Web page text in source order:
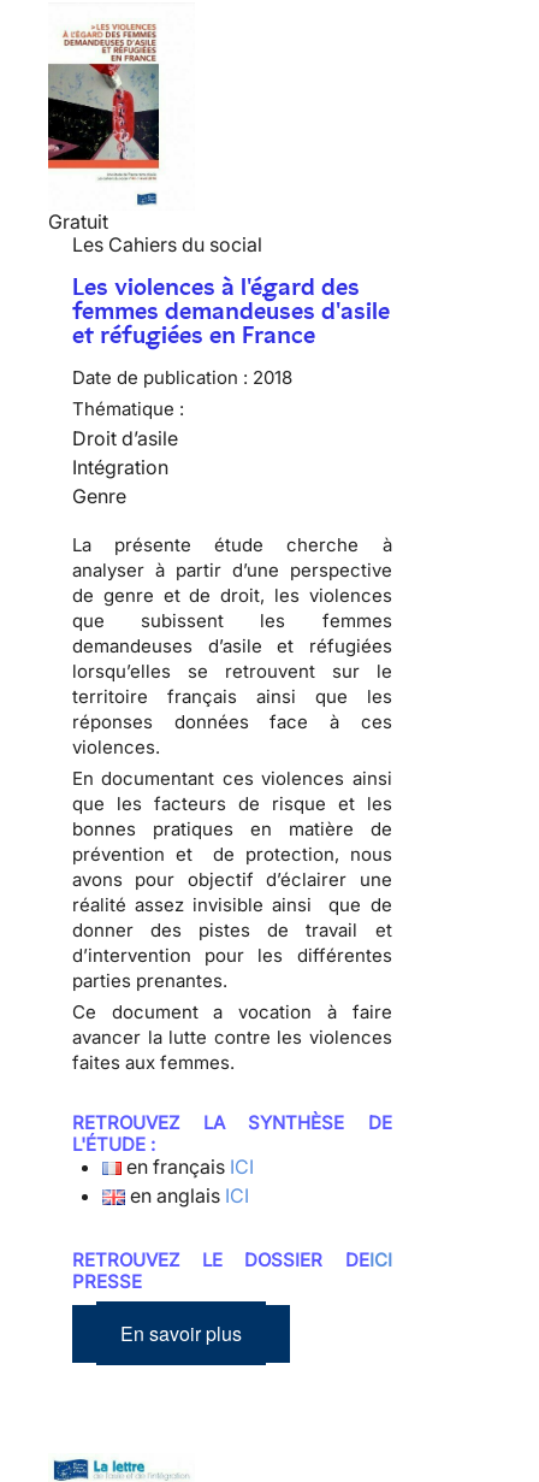
Gratuit
Les Cahiers du social
Les violences à l'égard des
femmes demandeuses d'asile
et réfugiées en France
Date de publication : 2018
Thématique :
Droit d’asile
Intégration
Genre
La présente étude cherche à
analyser à partir d’une perspective
de genre et de droit, les violences
que subissent les femmes
demandeuses d’asile et réfugiées
lorsqu’elles se retrouvent sur le
territoire français ainsi que les
réponses données face à ces
violences.
En documentant ces violences ainsi
que les facteurs de risque et les
bonnes pratiques en matière de
prévention et de protection, nous
avons pour objectif d’éclairer une
réalité assez invisible ainsi que de
donner des pistes de travail et
d’intervention pour les différentes
parties prenantes.
Ce document a vocation à faire
avancer la lutte contre les violences
faites aux femmes.
RETROUVEZ LA SYNTHÈSE DE
L'ÉTUDE :
en français ICI
en anglais ICI
RETROUVEZ LE DOSSIER DE
PRESSE
ICI
En savoir plus